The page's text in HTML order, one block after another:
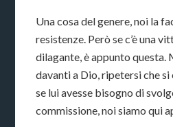
Una cosa del genere, noi la
resistenze. Però se c’è una
dilagante, è appunto
davanti a Dio, ripetersi che si
se lui avesse bisogno di
commissione, noi siamo qui